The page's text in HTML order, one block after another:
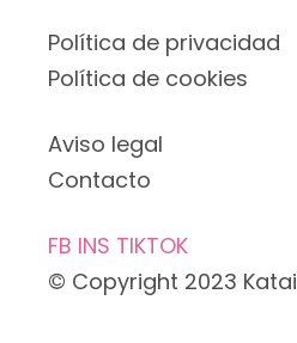
Política de privacidad
Política de cookies
Aviso legal
Contacto
FB INS TIKTOK
© Copyright 2023